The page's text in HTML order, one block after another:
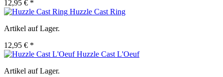
12,95 € *
Huzzle Cast Ring
Artikel auf Lager.
12,95 € *
Huzzle Cast L'Oeuf
Artikel auf Lager.